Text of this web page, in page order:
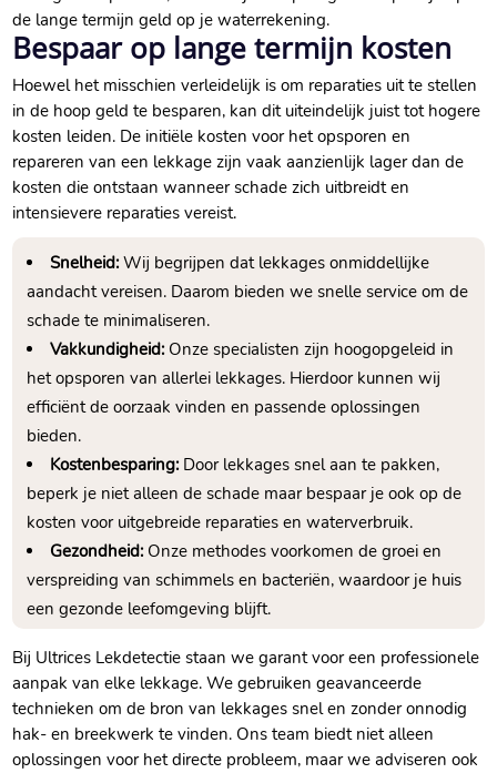
de lange termijn geld op je waterrekening.
Bespaar op lange termijn kosten
Hoewel het misschien verleidelijk is om reparaties uit te stellen
in de hoop geld te besparen, kan dit uiteindelijk juist tot hogere
kosten leiden. De initiële kosten voor het opsporen en
repareren van een lekkage zijn vaak aanzienlijk lager dan de
kosten die ontstaan wanneer schade zich uitbreidt en
intensievere reparaties vereist.
Snelheid:Wij begrijpen dat lekkages onmiddellijke
aandacht vereisen. Daarom bieden we snelle service om de
schade te minimaliseren.
Vakkundigheid:Onze specialisten zijn hoogopgeleid in
het opsporen van allerlei lekkages. Hierdoor kunnen wij
efficiënt de oorzaak vinden en passende oplossingen
bieden.
Kostenbesparing:Door lekkages snel aan te pakken,
beperk je niet alleen de schade maar bespaar je ook op de
kosten voor uitgebreide reparaties en waterverbruik.
Gezondheid:Onze methodes voorkomen de groei en
verspreiding van schimmels en bacteriën, waardoor je huis
een gezonde leefomgeving blijft.
Bij Ultrices Lekdetectie staan we garant voor een professionele
aanpak van elke lekkage. We gebruiken geavanceerde
technieken om de bron van lekkages snel en zonder onnodig
hak- en breekwerk te vinden. Ons team biedt niet alleen
oplossingen voor het directe probleem, maar we adviseren ook